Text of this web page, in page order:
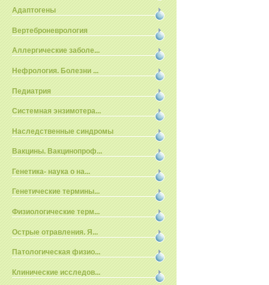
Адаптогены
Вертеброневрология
Аллергические заболе...
Нефрология. Болезни ...
Педиатрия
Системная энзимотера...
Наследственные синдромы
Вакцины. Вакцинопроф...
Генетика- наука о на...
Генетические термины...
Физиологические терм...
Острые отравления. Я...
Патологическая физио...
Клинические исследов...